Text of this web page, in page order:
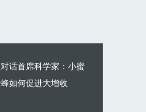
对话首席科学家：小蜜
蜂如何促进大增收